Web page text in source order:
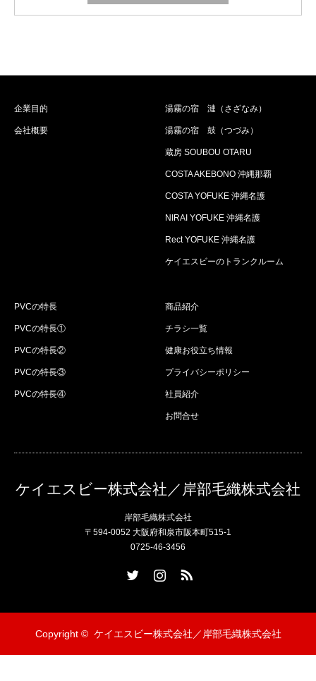
企業目的
会社概要
湯霧の宿 漣（さざなみ）
湯霧の宿 鼓（つづみ）
蔵房 SOUBOU OTARU
COSTA AKEBONO 沖縄那覇
COSTA YOFUKE 沖縄名護
NIRAI YOFUKE 沖縄名護
Rect YOFUKE 沖縄名護
ケイエスビーのトランクルーム
PVCの特長
PVCの特長①
PVCの特長②
PVCの特長③
PVCの特長④
商品紹介
チラシ一覧
健康お役立ち情報
プライバシーポリシー
社員紹介
お問合せ
ケイエスビー株式会社／岸部毛織株式会社
岸部毛織株式会社
〒594-0052 大阪府和泉市阪本町515-1
0725-46-3456
Copyright © ケイエスビー株式会社／岸部毛織株式会社